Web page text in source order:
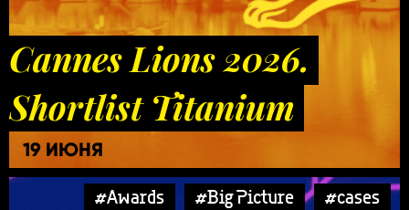
Cannes Lions 2026.
Shortlist Titanium
19 ИЮНЯ
#Awards #Big Picture #cases